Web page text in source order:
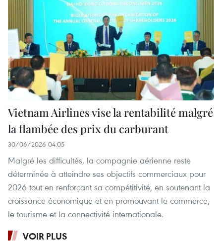
Vietnam Airlines vise la rentabilité malgré
la flambée des prix du carburant
30/06/2026 04:05
Malgré les difficultés, la compagnie aérienne reste
déterminée à atteindre ses objectifs commerciaux pour
2026 tout en renforçant sa compétitivité, en soutenant la
croissance économique et en promouvant le commerce,
le tourisme et la connectivité internationale.
VOIR PLUS